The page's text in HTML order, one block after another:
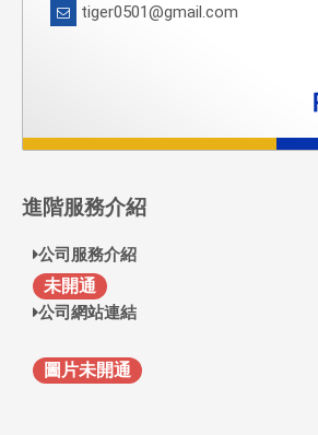
tiger0501@gmail.com
進階服務介紹
公司服務介紹
未開通
公司網站連結
圖片未開通